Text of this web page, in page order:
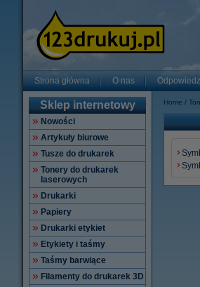
Strona główna O nas
Sklep internetowy
Nowości
Artykuły biurowe
Tusze do drukarek
Tonery do drukarek
laserowych
Drukarki
Papiery
Drukarki etykiet
Etykiety i taśmy
Taśmy barwiące
Filamenty do drukarek 3D
Home